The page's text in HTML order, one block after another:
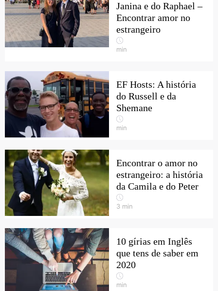
Janina e do Raphael –
Encontrar amor no
estrangeiro
min
EF Hosts: A história
do Russell e da
Shemane
min
Encontrar o amor no
estrangeiro: a história
da Camila e do Peter
3 min
10 gírias em Inglês
que tens de saber em
2020
min